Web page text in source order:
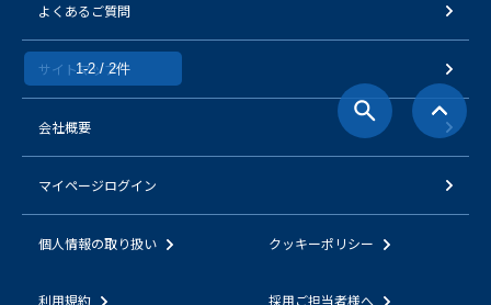
1-2 / 2件
よくあるご質問
サイトマップ
会社概要
マイページログイン
個人情報の取り扱い クッキーポリシー
利用規約 採用ご担当者様へ